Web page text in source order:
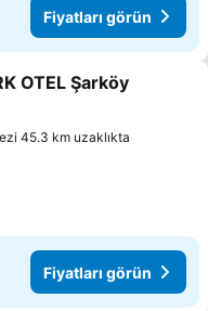
Fiyatları görün
ekle
OTEL Şarköy
45.3 km uzaklıkta
Fiyatları görün